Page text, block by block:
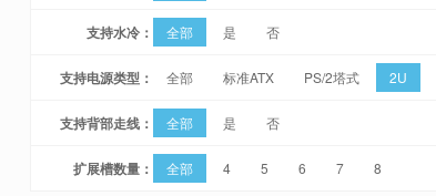
支持水冷： 全部 是 否
支持电源类型： 全部 标准ATX PS/2塔式 2U
支持背部走线： 全部 是 否
扩展槽数量： 全部 4 5 6 7 8